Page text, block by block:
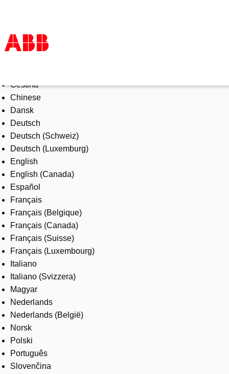
Products & Solutions
Industries
Services
About us
Where to buy
Contact us
Careers
Čeština
Chinese
Dansk
Deutsch
Deutsch (Schweiz)
Deutsch (Luxemburg)
English
English (Canada)
Español
Français
Français (Belgique)
Français (Canada)
Français (Suisse)
Français (Luxembourg)
Italiano
Italiano (Svizzera)
Magyar
Nederlands
Nederlands (België)
Norsk
Polski
Português
Slovenčina